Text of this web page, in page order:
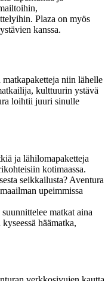
Plaza on myös
kanssa.
niin lähelle
kulttuurin ystävä
loihtii juuri sinulle
ja lähilomapaketteja
kotimaassa.
seikkailusta? Aventura
upeimmissa
matkat aina
häämatka,